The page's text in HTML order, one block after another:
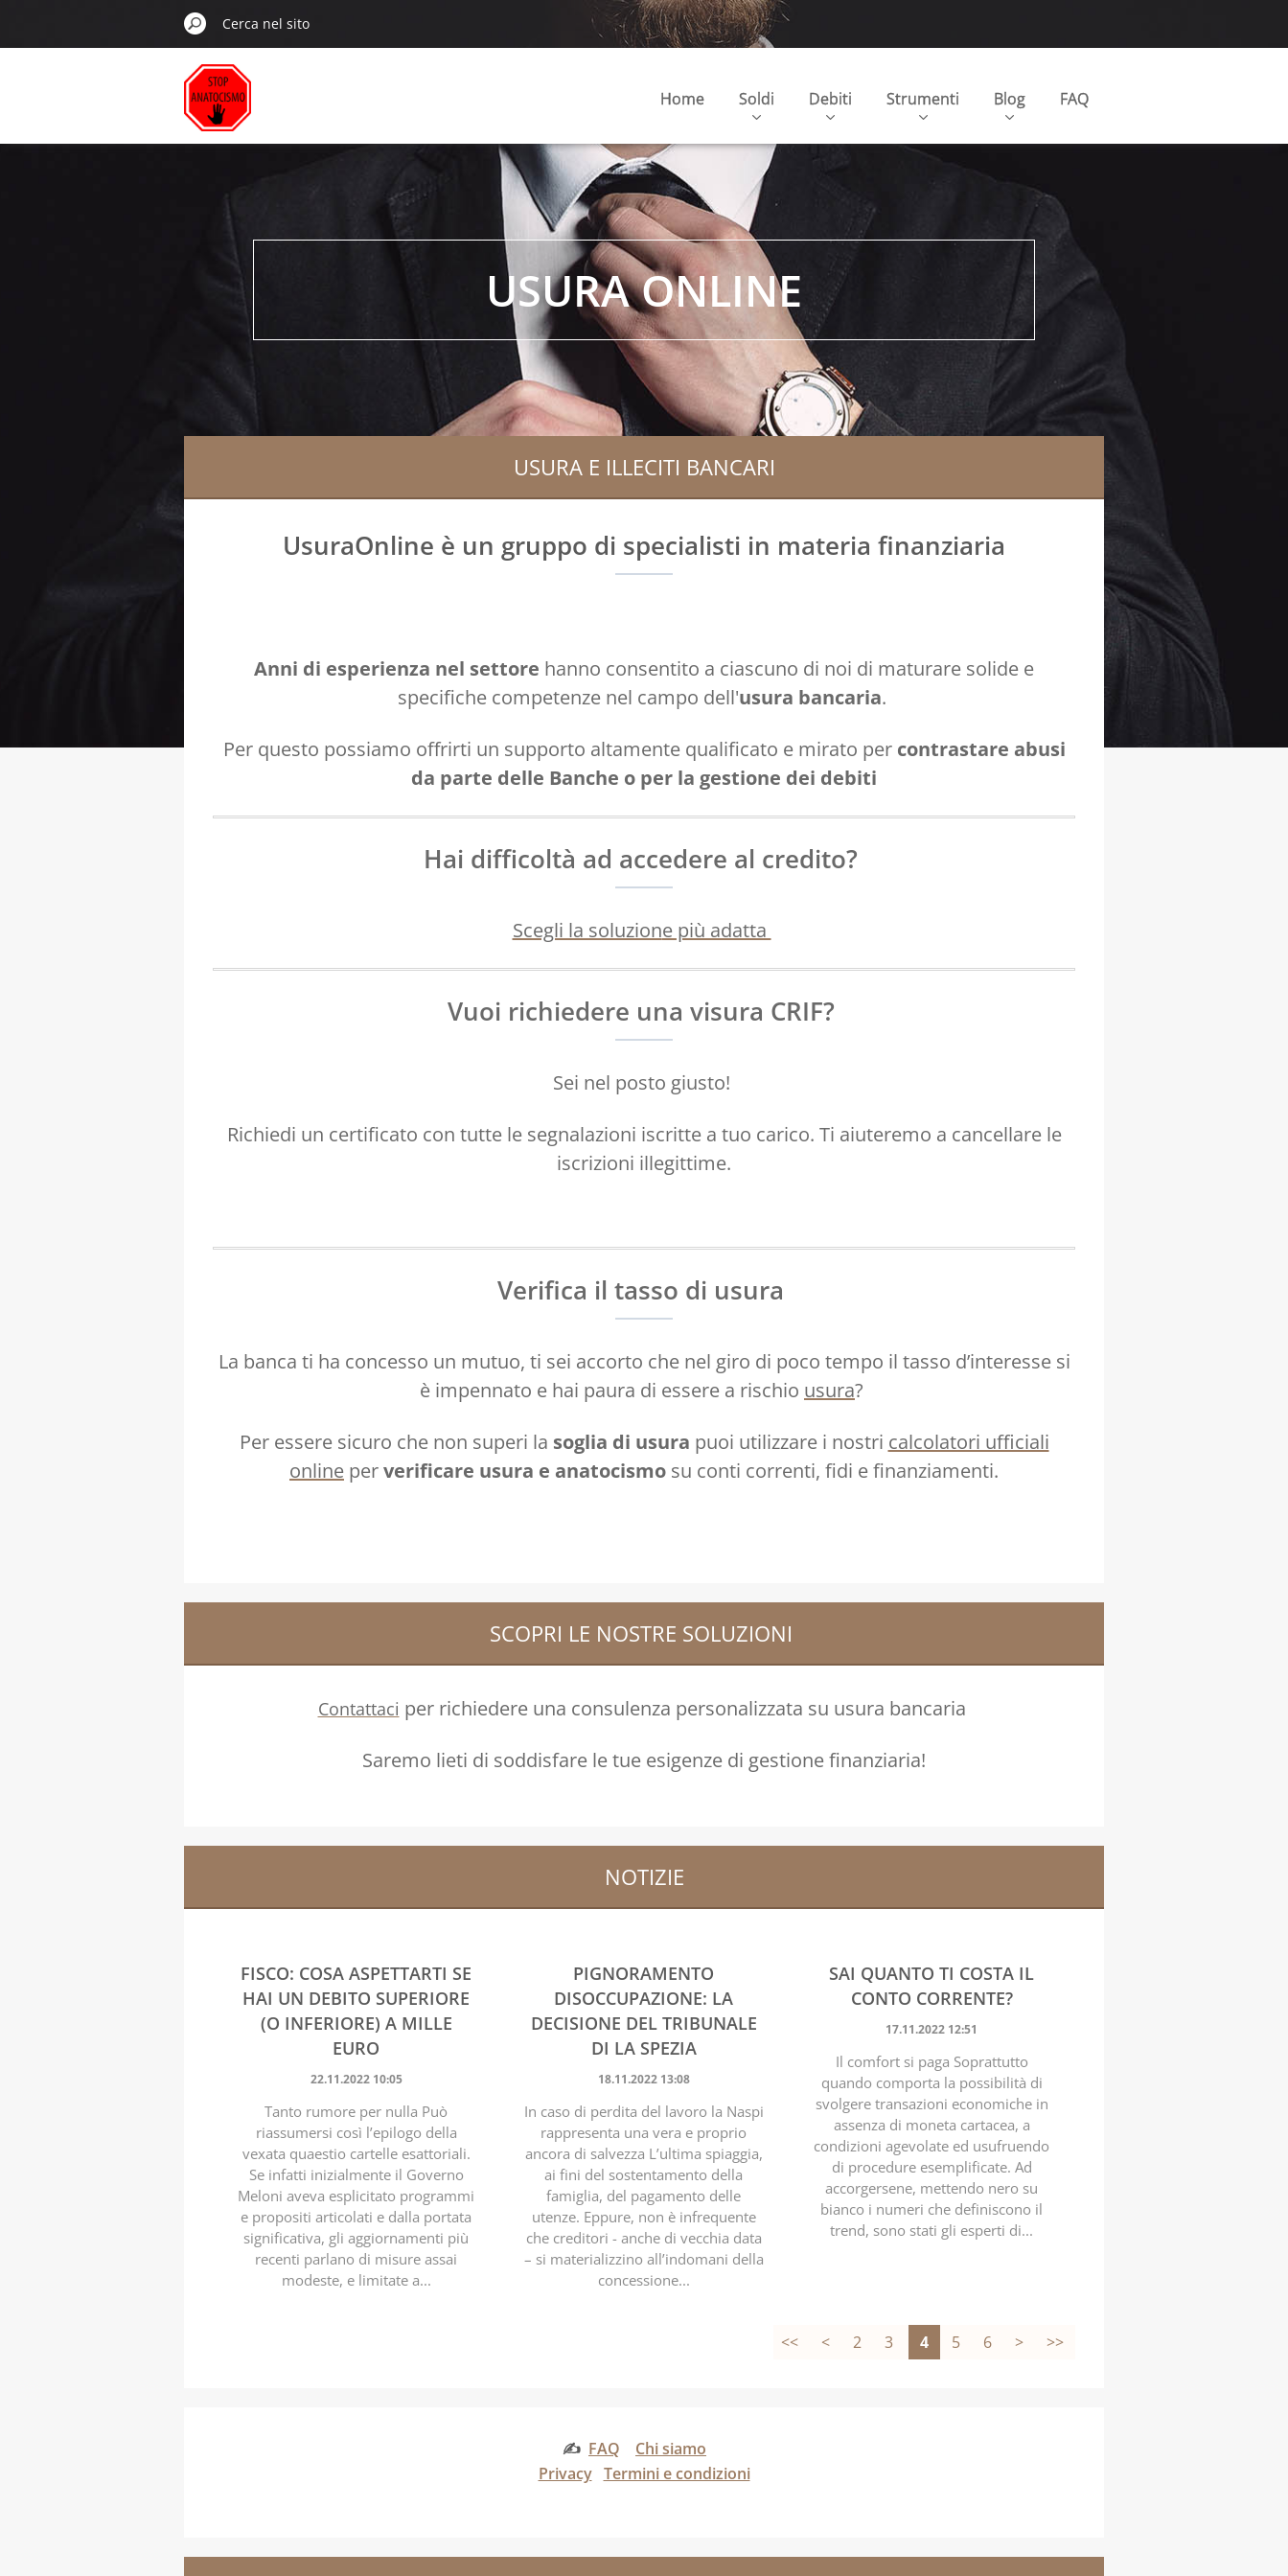
Home Soldi Debiti Strumenti Blog FAQ
USURA ONLINE
USURA E ILLECITI BANCARI
UsuraOnline è un gruppo di specialisti in materia finanziaria
Anni di esperienza nel settore hanno consentito a ciascuno di noi di maturare solide e
specifiche competenze nel campo dell'usura bancaria.
Per questo possiamo offrirti un supporto altamente qualificato e mirato per contrastare abusi
da parte delle Banche o per la gestione dei debiti
Hai difficoltà ad accedere al credito?
Scegli la soluzione più adatta
Vuoi richiedere una visura CRIF?
Sei nel posto giusto!
Richiedi un certificato con tutte le segnalazioni iscritte a tuo carico. Ti aiuteremo a cancellare le
iscrizioni illegittime.
Verifica il tasso di usura
La banca ti ha concesso un mutuo, ti sei accorto che nel giro di poco tempo il tasso d’interesse si
è impennato e hai paura di essere a rischio usura?
Per essere sicuro che non superi la soglia di usura puoi utilizzare i nostri calcolatori ufficiali
online perverificare usura e anatocismo su conti correnti, fidi e finanziamenti.
SCOPRI LE NOSTRE SOLUZIONI
Contattaci per richiedere una consulenza personalizzata su usura bancaria
Saremo lieti di soddisfare le tue esigenze di gestione finanziaria!
NOTIZIE
FISCO: COSA ASPETTARTI SE
HAI UN DEBITO SUPERIORE
(O INFERIORE) A MILLE
EURO
22.11.2022 10:05
Tanto rumore per nulla Può
riassumersi così l’epilogo della
vexata quaestio cartelle esattoriali.
Se infatti inizialmente il Governo
Meloni aveva esplicitato programmi
e propositi articolati e dalla portata
significativa, gli aggiornamenti più
recenti parlano di misure assai
modeste, e limitate a...
PIGNORAMENTO
DISOCCUPAZIONE: LA
DECISIONE DEL TRIBUNALE
DI LA SPEZIA
18.11.2022 13:08
In caso di perdita del lavoro la Naspi
rappresenta una vera e proprio
ancora di salvezza L’ultima spiaggia,
ai fini del sostentamento della
famiglia, del pagamento delle
utenze. Eppure, non è infrequente
che creditori - anche di vecchia data
– si materializzino all’indomani della
concessione...
SAI QUANTO TI COSTA IL
CONTO CORRENTE?
17.11.2022 12:51
Il comfort si paga Soprattutto
quando comporta la possibilità di
svolgere transazioni economiche in
assenza di moneta cartacea, a
condizioni agevolate ed usufruendo
di procedure esemplificate. Ad
accorgersene, mettendo nero su
bianco i numeri che definiscono il
trend, sono stati gli esperti di...
<< < 2 3 4 5 6 > >>
✍ FAQ
Chi siamo
Privacy Termini e condizioni